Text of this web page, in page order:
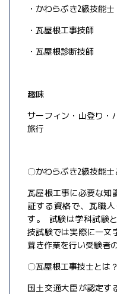
・かわらぶき2級技能士
・瓦屋根工事技師
・瓦屋根診断技師
趣味
サーフィン・山登り・
旅行
〇かわらぶき2級技能士
瓦屋根工事に必要な知
証する資格で、瓦職
す。 試験は学科試験
技試験では実際に一文
葺き作業を行い受験者
〇瓦屋根工事技士とは？
国土交通大臣が認定す